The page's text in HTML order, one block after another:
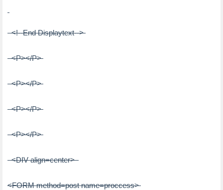
<!--End Displaytext-->
<P></P>
<P></P>
<P></P>
<P></P>
<DIV align=center>
<FORM method=post name=proccess>